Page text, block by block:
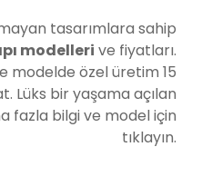
tasarımlara sahip
modelleri ve fiyatları.
modelde özel üretim 15
Lüks bir yaşama açılan
fazla bilgi ve model için
tıklayın.